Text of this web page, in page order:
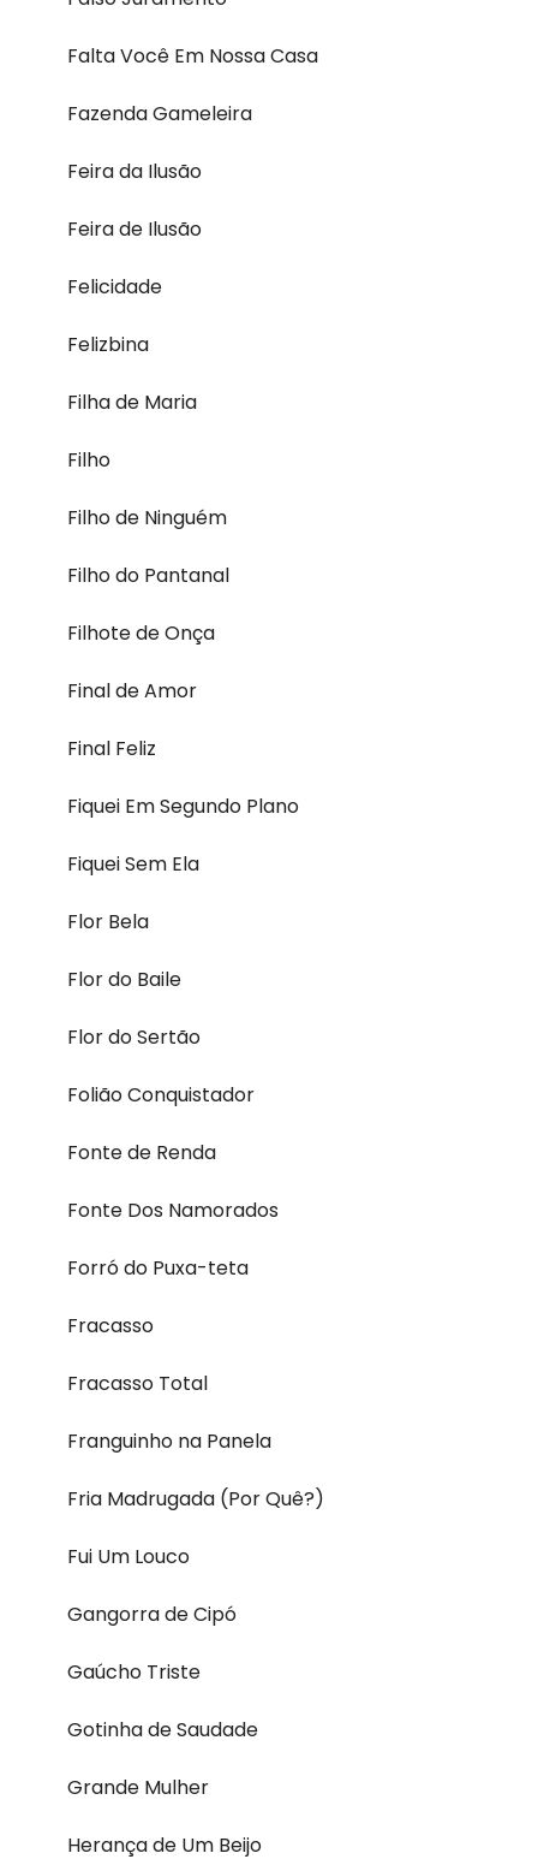
Falta Você Em Nossa Casa
Fazenda Gameleira
Feira da Ilusão
Feira de Ilusão
Felicidade
Felizbina
Filha de Maria
Filho
Filho de Ninguém
Filho do Pantanal
Filhote de Onça
Final de Amor
Final Feliz
Fiquei Em Segundo Plano
Fiquei Sem Ela
Flor Bela
Flor do Baile
Flor do Sertão
Folião Conquistador
Fonte de Renda
Fonte Dos Namorados
Forró do Puxa-teta
Fracasso
Fracasso Total
Franguinho na Panela
Fria Madrugada (Por Quê?)
Fui Um Louco
Gangorra de Cipó
Gaúcho Triste
Gotinha de Saudade
Grande Mulher
Herança de Um Beijo